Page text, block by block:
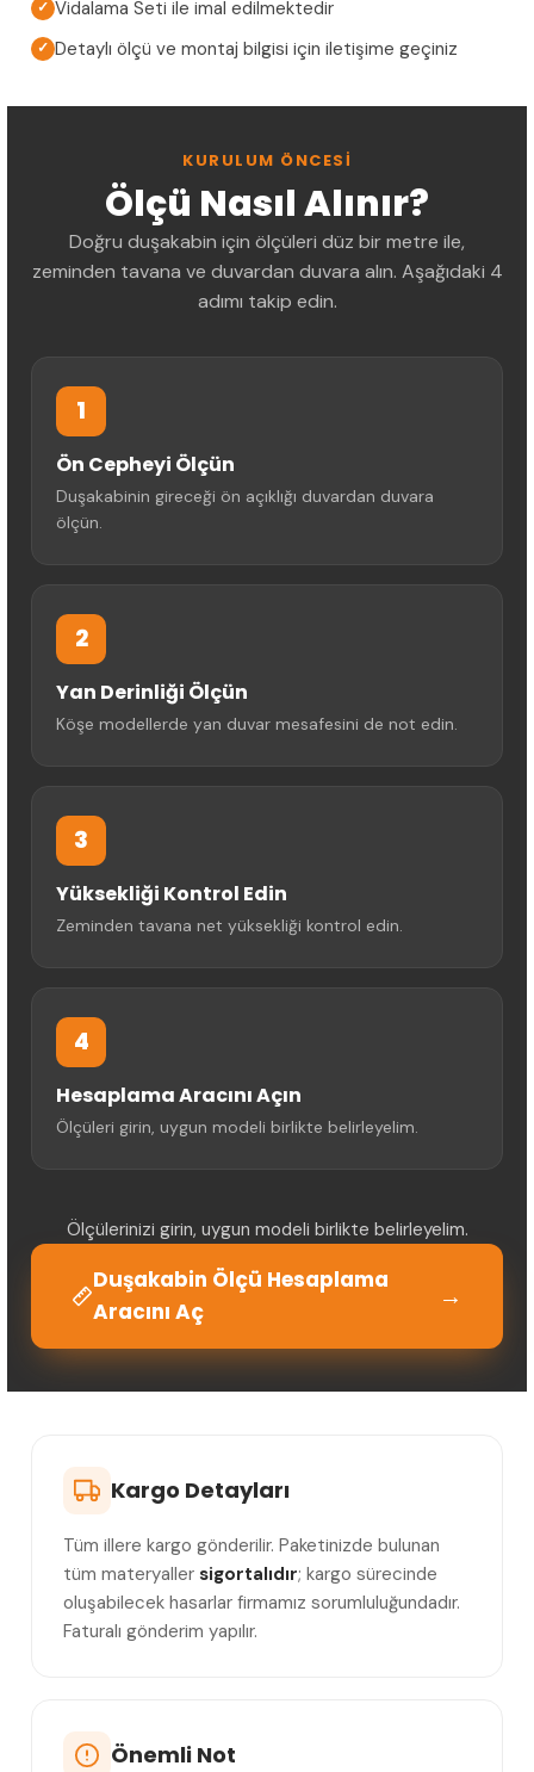
✓ Vidalama Seti ile imal edilmektedir
✓ Detaylı ölçü ve montaj bilgisi için iletişime geçiniz
KURULUM ÖNCESI
Ölçü Nasıl Alınır?
Doğru duşakabin için ölçüleri düz bir metre ile,
zeminden tavana ve duvardan duvara alın. Aşağıdaki 4
adımı takip edin.
1
Ön Cepheyi Ölçün
Duşakabinin gireceği ön açıklığı duvardan duvara
ölçün.
2
Yan Derinliği Ölçün
Köşe modellerde yan duvar mesafesini de not edin.
3
Yüksekliği Kontrol Edin
Zeminden tavana net yüksekliği kontrol edin.
4
Hesaplama Aracını Açın
Ölçüleri girin, uygun modeli birlikte belirleyelim.
Ölçülerinizi girin, uygun modeli birlikte belirleyelim.
Duşakabin Ölçü Hesaplama
Aracını Aç
→
Kargo Detayları
Tüm illere kargo gönderilir. Paketinizde bulunan
tüm materyaller sigortalıdır; kargo sürecinde
oluşabilecek hasarlar firmamız sorumluluğundadır.
Faturalı gönderim yapılır.
Önemli Not